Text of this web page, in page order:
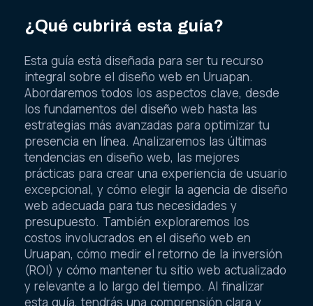
¿Qué cubrirá esta guía?
Esta guía está diseñada para ser tu recurso
integral sobre el diseño web en Uruapan.
Abordaremos todos los aspectos clave, desde
los fundamentos del diseño web hasta las
estrategias más avanzadas para optimizar tu
presencia en línea. Analizaremos las últimas
tendencias en diseño web, las mejores
prácticas para crear una experiencia de usuario
excepcional, y cómo elegir la agencia de diseño
web adecuada para tus necesidades y
presupuesto. También exploraremos los
costos involucrados en el diseño web en
Uruapan, cómo medir el retorno de la inversión
(ROI) y cómo mantener tu sitio web actualizado
y relevante a lo largo del tiempo. Al finalizar
esta guía, tendrás una comprensión clara y